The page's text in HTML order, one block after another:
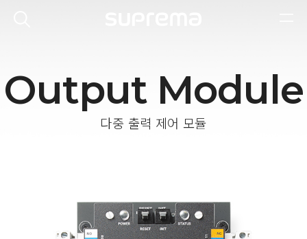
Output Module
다중 출력 제어 모듈